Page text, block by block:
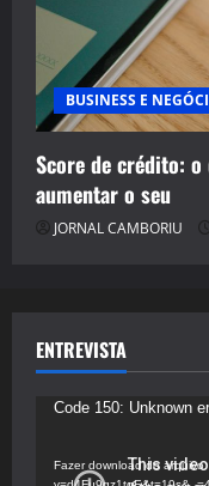
BUSINESS E
Score de crédito:
aumentar o seu
JORNAL CAMBORIU
ENTREVISTA
Tocador
vídeo
Code 150: Unknown
Fazer download do